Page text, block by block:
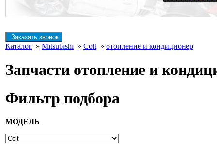
Заказать звонок
Каталог » Mitsubishi » Colt » отопление и кондиционер
Запчасти отопление и
Фильтр подбора
МОДЕЛЬ